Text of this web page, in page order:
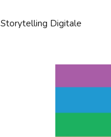
Storytelling Digitale